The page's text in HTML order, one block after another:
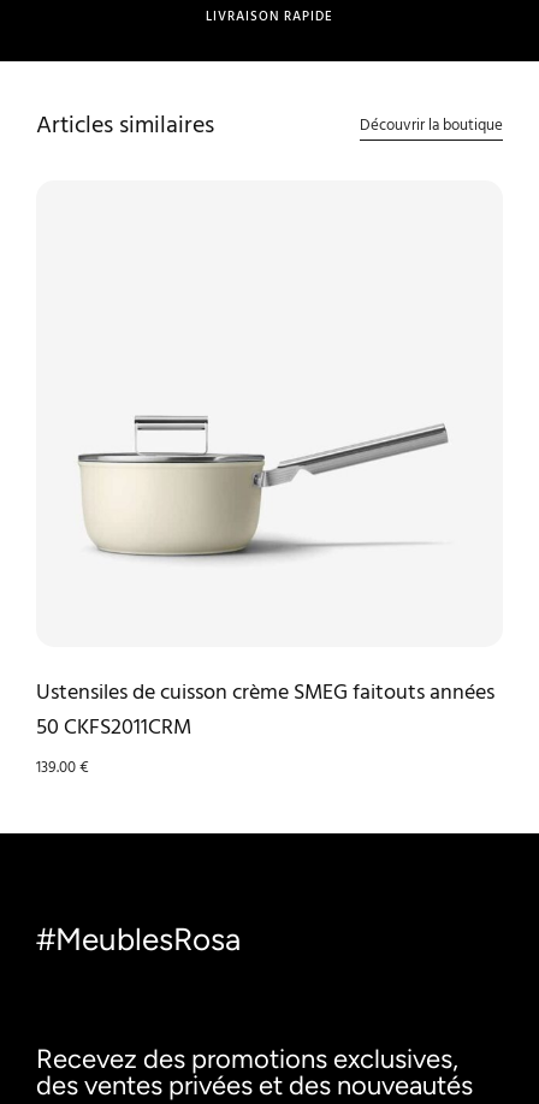
LIVRAISON RAPIDE
Articles similaires Découvrir la boutique
Ustensiles de cuisson crème SMEG faitouts années
50 CKFS2011CRM
139.00€
#MeublesRosa
Recevez des promotions exclusives,
des ventes privées et des nouveautés